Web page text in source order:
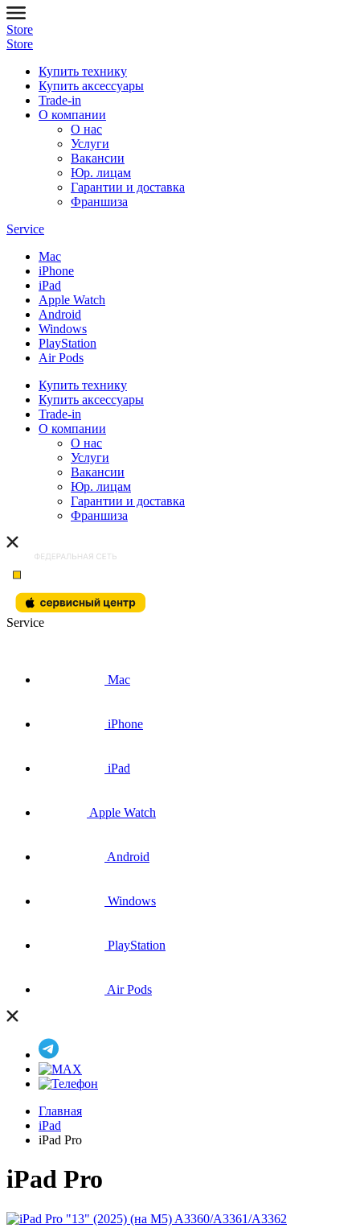
Store
Store
Купить технику
Купить аксессуары
Trade-in
О компании
О нас
Услуги
Вакансии
Юр. лицам
Гарантии и доставка
Франшиза
Service
Mac
iPhone
iPad
Apple Watch
Android
Windows
PlayStation
Air Pods
Купить технику
Купить аксессуары
Trade-in
О компании
О нас
Услуги
Вакансии
Юр. лицам
Гарантии и доставка
Франшиза
Service
Mac
iPhone
iPad
Apple Watch
Android
Windows
PlayStation
Air Pods
Главная
iPad
iPad Pro
iPad Pro